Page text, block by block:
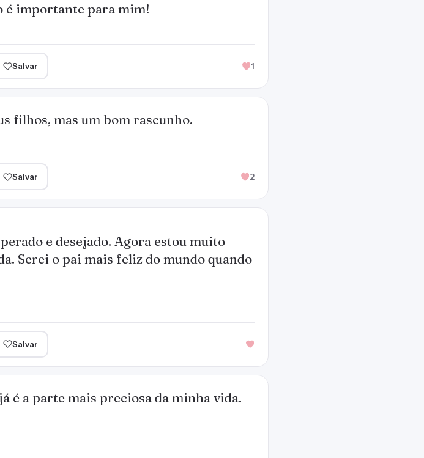
é importante para mim!
Salvar 1
filhos, mas um bom rascunho.
Salvar 2
e desejado. Agora estou muito
Serei o pai mais feliz do mundo quando
Salvar
é a parte mais preciosa da minha vida.